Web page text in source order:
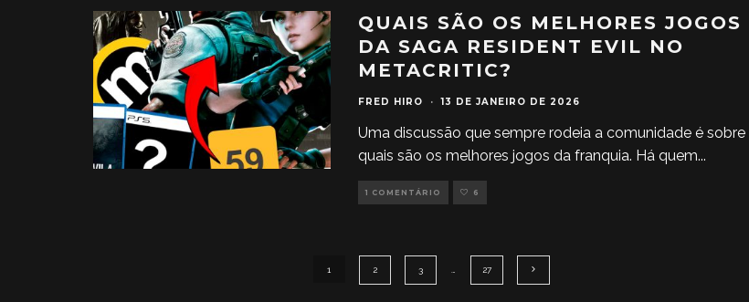
QUAIS SÃO OS MELHORES JOGOS
DA SAGA RESIDENT EVIL NO
METACRITIC?
FRED HIRO · 13 DE JANEIRO DE 2026
Uma discussão que sempre rodeia a comunidade é sobre
quais são os melhores jogos da franquia. Há quem...
1 COMENTÁRIO 6
1 2 3 27